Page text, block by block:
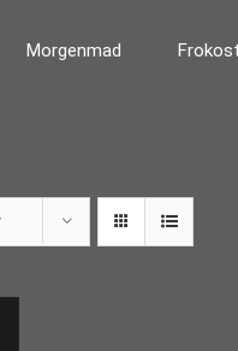
Morgenmad Frokost